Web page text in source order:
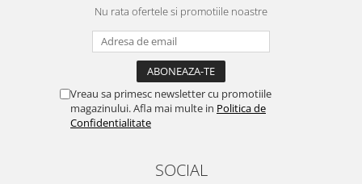
Nu rata ofertele si promotiile noastre
Vreau sa primesc newsletter cu promotiile
magazinului. Afla mai multe in Politica de
Confidentialitate
SOCIAL